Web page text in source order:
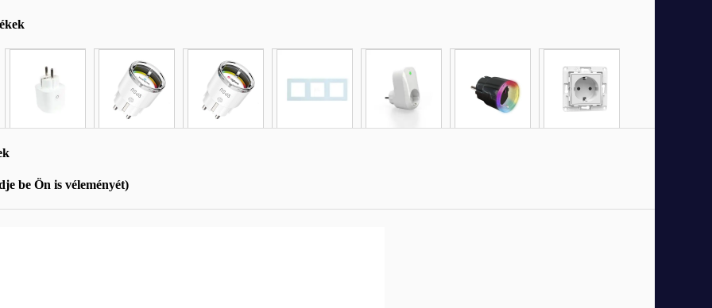
be Ön is véleményét)